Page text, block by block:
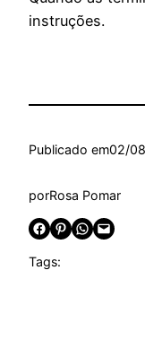
instruções.
Publicado em02/
porRosa Pomar
Share on Facebook Share on Pinterest Share on WhatsApp Email this Page
Tags: